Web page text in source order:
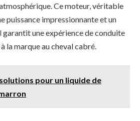
Ce moteur, véritable
puissance impressionnante et un
une expérience de conduite
la marque au cheval cabré.
pour un liquide de